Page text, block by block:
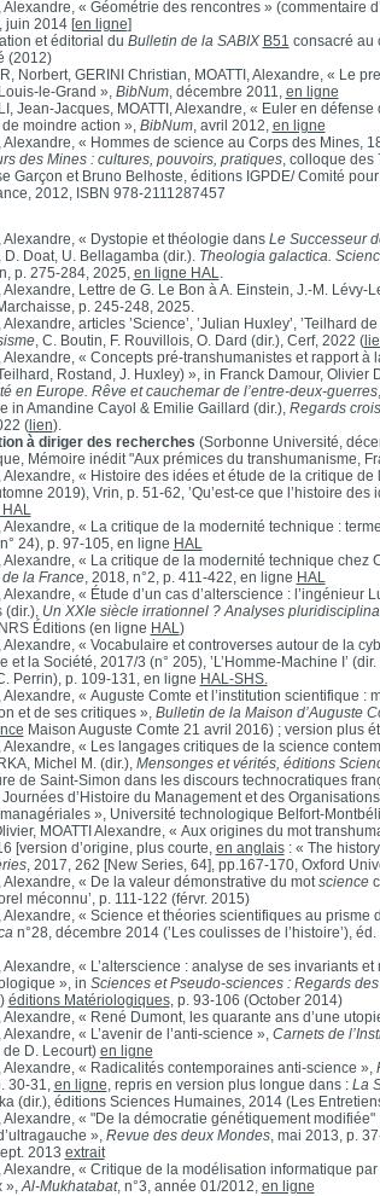
Alexandre, « Géométrie des rencontres » (commentaire
juin 2014 [en ligne]
et éditorial du Bulletin de la SABIX B51 consacré au
(2012)
Norbert, GERINI Christian, MOATTI, Alexandre, « Le
le-Grand », BibNum, décembre 2011, en ligne
Jean-Jacques, MOATTI, Alexandre, « Euler en
moindre action », BibNum, avril 2012, en ligne
Alexandre, « Hommes de science au Corps des Mines,
des Mines : cultures, pouvoirs, pratiques, colloque des
Garçon et Bruno Belhoste, éditions IGPDE/ Comité
2012, ISBN 978-2111287457
Alexandre, « Dystopie et théologie dans Le Successeur
D. Doat, U. Bellagamba (dir.). Theologia galactica.
p. 275-284, 2025, en ligne HAL.
Alexandre, Lettre de G. Le Bon à A. Einstein, J.-M. Lévy-
p. 245-248, 2025.
Alexandre, articles ’Science’, ’Julian Huxley’, ’Teilhard
, C. Boutin, F. Rouvillois, O. Dard (dir.), Cerf, 2022 (
Alexandre, « Concepts pré-transhumanistes et rapport
Rostand, J. Huxley) », in Franck Damour, Olivier
en Europe. Rêve et cauchemar de l’entre-deux-guerres
in Amandine Cayol & Emilie Gaillard (dir.), Regards
(lien).
à diriger des recherches (Sorbonne Université,
Mémoire inédit "Aux prémices du transhumanisme,
Alexandre, « Histoire des idées et étude de la critique
2019), Vrin, p. 51-62, ’Qu’est-ce que l’histoire des
Alexandre, « La critique de la modernité technique :
24), p. 97-105, en ligne HAL
Alexandre, « La critique de la modernité technique chez
la France, 2018, n°2, p. 411-422, en ligne HAL
Alexandre, « Étude d’un cas d’alterscience : l’ingénieur
(dir.), Un XXIe siècle irrationnel ? Analyses
Éditions (en ligne HAL)
Alexandre, « Vocabulaire et controverses autour de la
et la Société, 2017/3 (n° 205), ’L’Homme-Machine I’
Perrin), p. 109-131, en ligne HAL-SHS.
Alexandre, « Auguste Comte et l’institution scientifique :
et de ses critiques », Bulletin de la Maison d’Auguste
Maison Auguste Comte 21 avril 2016) ; version plus
Alexandre, « Les langages critiques de la science
Michel M. (dir.), Mensonges et vérités, éditions
de Saint-Simon dans les discours technocratiques
d’Histoire du Management et des
», Université technologique Belfort-
MOATTI Alexandre, « Aux origines du mot
[version d’origine, plus courte, en anglais: « The
, 2017, 262 [New Series, 64], pp.167-170, Oxford
Alexandre, « De la valeur démonstrative du motscience
méconnu’, p. 111-122 (férvr. 2015)
Alexandre, « Science et théories scientifiques au prisme
n°28, décembre 2014 (’Les coulisses de l’histoire’), éd.
Alexandre, « L’alterscience : analyse de ses invariants
», in Sciences et Pseudo-sciences : Regards
éditions Matériologiques, p. 93-106 (October 2014)
Alexandre, « René Dumont, les quarante ans d’une
Alexandre, « L’avenir de l’anti-science », Carnets de
D. Lecourt) en ligne
Alexandre, « Radicalités contemporaines anti-science »,
30-31, en ligne, repris en version plus longue dans : La
(dir.), éditions Sciences Humaines, 2014 (Les
Alexandre, « "De la démocratie génétiquement
», Revue des deux Mondes, mai 2013, p.
2013 extrait
Alexandre, « Critique de la modélisation informatique
»,Al-Mukhatabat, n°3, année 01/2012, en ligne